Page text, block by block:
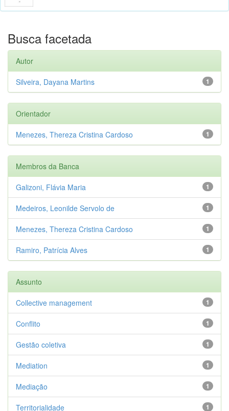
Busca facetada
Autor
1
Silveira, Dayana Martins
Orientador
1
Menezes, Thereza Cristina Cardoso
Membros da Banca
1
Galizoni, Flávia Maria
1
Medeiros, Leonilde Servolo de
1
Menezes, Thereza Cristina Cardoso
1
Ramiro, Patrícia Alves
Assunto
1
Collective management
1
Conflito
1
Gestão coletiva
1
Mediation
1
Mediação
1
Territorialidade